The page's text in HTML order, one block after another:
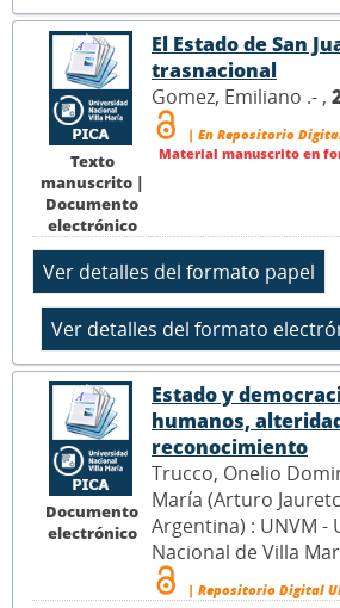
Texto
manuscrito |
Documento
electrónico
El Estado de San
trasnacional
Gomez, Emiliano .- ,
| En Repositorio
Material manuscrito en
Documento
electrónico
Estado y
humanos,
reconocimiento
Trucco, Onelio
María (Arturo
Argentina) : UNVM -
Nacional de Villa
| Repositorio Digital